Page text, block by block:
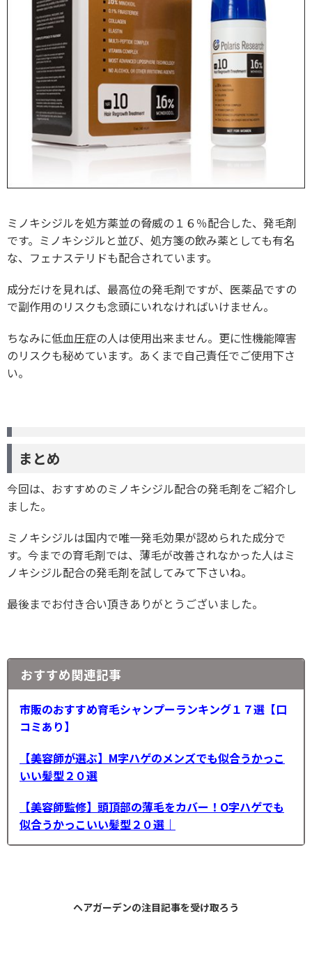
ミノキシジルを処方薬並の脅威の１６％配合した、発毛剤
です。ミノキシジルと並び、処方箋の飲み薬としても有名
な、フェナステリドも配合されています。
成分だけを見れば、最高位の発毛剤ですが、医薬品ですの
で副作用のリスクも念頭にいれなければいけません。
ちなみに低血圧症の人は使用出来ません。更に性機能障害
のリスクも秘めています。あくまで自己責任でご使用下さ
い。
まとめ
今回は、おすすめのミノキシジル配合の発毛剤をご紹介し
ました。
ミノキシジルは国内で唯一発毛効果が認められた成分で
す。今までの育毛剤では、薄毛が改善されなかった人はミ
ノキシジル配合の発毛剤を試してみて下さいね。
最後までお付き合い頂きありがとうございました。
おすすめ関連記事
市販のおすすめ育毛シャンプーランキング１７選【口
コミあり】
【美容師が選ぶ】M字ハゲのメンズでも似合うかっこ
いい髪型２０選
【美容師監修】頭頂部の薄毛をカバー！O字ハゲでも
似合うかっこいい髪型２０選｜
ヘアガーデンの注目記事を受け取ろう